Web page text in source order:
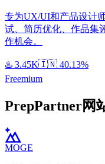
专为UX/UI和产品设计
试、简历优化、作品集
作机会。
♨️ 3.45K🇮🇳 40.13%
Freemium
PrepPartner网
MOGE